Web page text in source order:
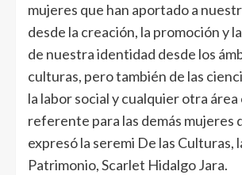
mujeres que han aportado a
desde la creación, la promoción y
de nuestra identidad desde los
culturas, pero también de las
la labor social y cualquier otra área
referente para las demás mujeres
expresó la seremi De las Culturas,
Patrimonio, Scarlet Hidalgo Jara.